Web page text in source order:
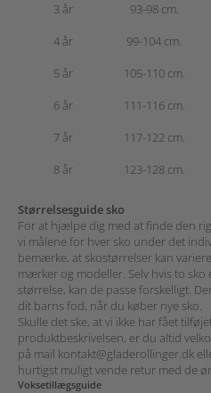
3 år
93-98 cm.
4 år
99-104 cm.
5 år
105-110 cm.
6 år
111-116 cm.
7 år
117-122 cm.
8 år
123-128 cm.
Størrelsesguide sko
For at hjælpe dig med at finde den
vi målene for hver sko under det
bemærke, at skostørrelser kan
mærker og modeller. Selv hvis to sko
størrelse, kan de passe forskelligt.
dit barns fod, når du køber nye sko.
Skulle det ske, at vi ikke har fået
produktbeskrivelsen, er du altid
på mail kontakt@gladerollinger.dk
hurtigst muligt vende retur med de
Voksetillægsguide